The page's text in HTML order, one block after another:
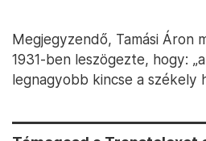
Megjegyzendő, Tamási Áron
1931-ben leszögezte, hogy:
legnagyobb kincse a székely